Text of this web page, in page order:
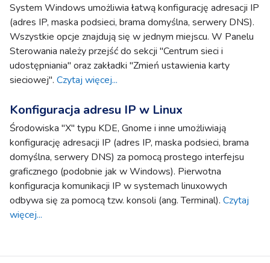
System Windows umożliwia łatwą konfigurację adresacji IP
(adres IP, maska podsieci, brama domyślna, serwery DNS).
Wszystkie opcje znajdują się w jednym miejscu. W Panelu
Sterowania należy przejść do sekcji "Centrum sieci i
udostępniania" oraz zakładki "Zmień ustawienia karty
sieciowej". Czytaj więcej...
Konfiguracja adresu IP w Linux
Środowiska "X" typu KDE, Gnome i inne umożliwiają
konfigurację adresacji IP (adres IP, maska podsieci, brama
domyślna, serwery DNS) za pomocą prostego interfejsu
graficznego (podobnie jak w Windows). Pierwotna
konfiguracja komunikacji IP w systemach linuxowych
odbywa się za pomocą tzw. konsoli (ang. Terminal). Czytaj
więcej...